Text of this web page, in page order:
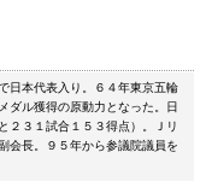
日本代表入り。６４年東京五輪
ダル獲得の原動力となった。日
２３１試合１５３得点）。Ｊリ
会長。９５年から参議院議員を